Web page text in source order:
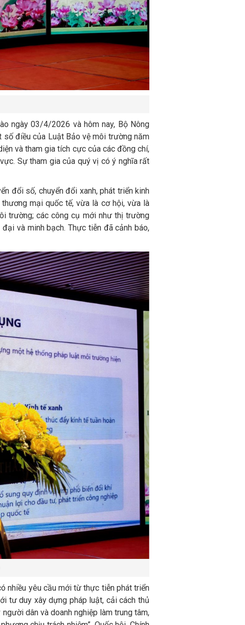
ngày 03/4/2026 và hôm nay, Bộ Nông
điều của Luật Bảo vệ môi trường năm
và tham gia tích cực của các đồng chí,
Sự tham gia của quý vị có ý nghĩa rất
đổi số, chuyển đổi xanh, phát triển kinh
mại quốc tế, vừa là cơ hội, vừa là
trường; các công cụ mới như thị trường
và minh bạch. Thực tiễn đã cảnh báo,
nhiều yêu cầu mới từ thực tiễn phát triển
tư duy xây dựng pháp luật, cải cách thủ
dân và doanh nghiệp làm trung tâm,